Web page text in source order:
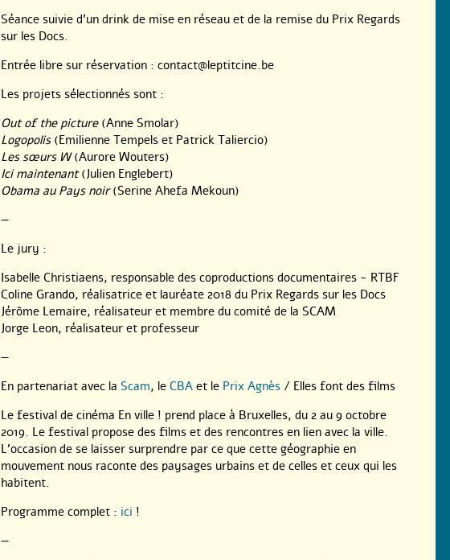
Séance suivie d’un drink de mise en réseau et de la remise du Prix Regards
sur les Docs.
Entrée libre sur réservation : contact@leptitcine.be
Les projets sélectionnés sont :
Out of the picture(Anne Smolar)
Logopolis(Emilienne Tempels et Patrick Taliercio)
Les sœurs W(Aurore Wouters)
Ici maintenant(Julien Englebert)
Obama au Pays noir(Serine Ahefa Mekoun)
—
Le jury :
Isabelle Christiaens, responsable des coproductions documentaires - RTBF
Coline Grando, réalisatrice et lauréate 2018 du Prix Regards sur les Docs
Jérôme Lemaire, réalisateur et membre du comité de la SCAM
Jorge Leon, réalisateur et professeur
—
En partenariat avec la Scam, le CBA et le Prix Agnès / Elles font des films
Le festival de cinéma En ville ! prend place à Bruxelles, du 2 au 9 octobre
2019. Le festival propose des films et des rencontres en lien avec la ville.
L’occasion de se laisser surprendre par ce que cette géographie en
mouvement nous raconte des paysages urbains et de celles et ceux qui les
habitent.
Programme complet : ici !
—